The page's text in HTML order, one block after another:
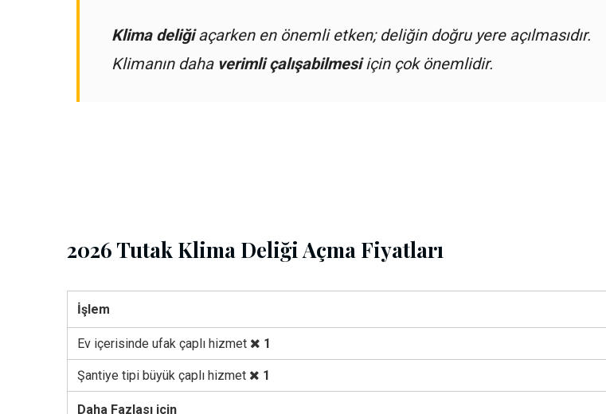
Klima deliğiaçarken en önemli etken; deliğin doğru yere açılmasıdır.
Klimanın daha verimli çalışabilmesiiçin çok önemlidir.
2026 Tutak Klima Deliği Açma Fiyatları
İşlem
Ev içerisinde ufak çaplı hizmet 1
Şantiye tipi büyük çaplı hizmet 1
Daha Fazlası için